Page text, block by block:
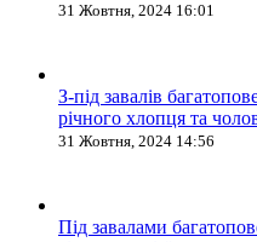
31 Жовтня, 2024 16:01
З-під завалів
річного хлопця та
31 Жовтня, 2024 14:56
Під завалами